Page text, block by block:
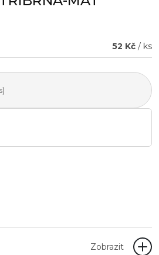
52 Kč / ks
Zobrazit